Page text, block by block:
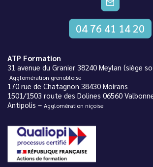
04 76 41 14 20
ATP Formation
31 avenue du Granier 38240 Meylan (siège
Agglomération grenobloise
170 rue de Chatagnon 38430 Moirans
1501/1503 route des Dolines 06560
Antipolis – Agglomération niçoise